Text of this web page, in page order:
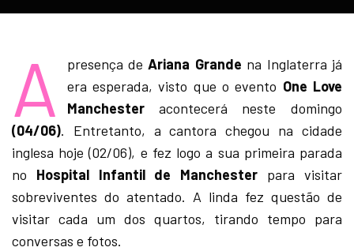
A presença deAriana Grande na Inglaterra já
era esperada, visto que o evento One Love
Manchesteracontecerá neste domingo
(04/06). Entretanto, a cantora chegou na cidade
inglesa hoje (02/06), e fez logo a sua primeira parada
no Hospital Infantil de Manchester para visitar
sobreviventes do atentado. A linda fez questão de
visitar cada um dos quartos, tirando tempo para
conversas e fotos.